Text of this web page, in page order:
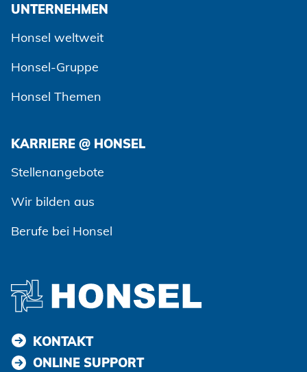
UNTERNEHMEN
Honsel weltweit
Honsel-Gruppe
Honsel Themen
KARRIERE @ HONSEL
Stellenangebote
Wir bilden aus
Berufe bei Honsel
KONTAKT
ONLINE SUPPORT